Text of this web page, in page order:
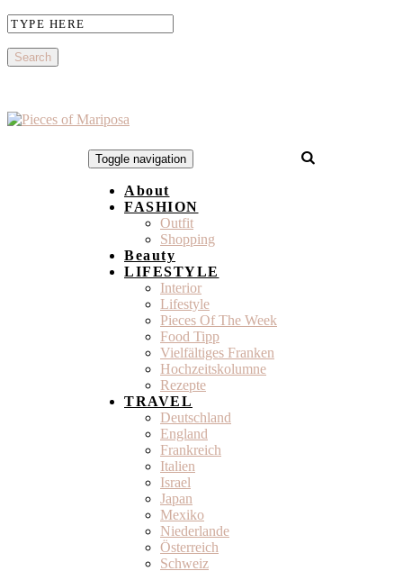
Toggle navigation
About
FASHION
Outfit
Shopping
Beauty
LIFESTYLE
Interior
Lifestyle
Pieces Of The Week
Food Tipp
Vielfältiges Franken
Hochzeitskolumne
Rezepte
TRAVEL
Deutschland
England
Frankreich
Italien
Israel
Japan
Mexiko
Niederlande
Österreich
Schweiz